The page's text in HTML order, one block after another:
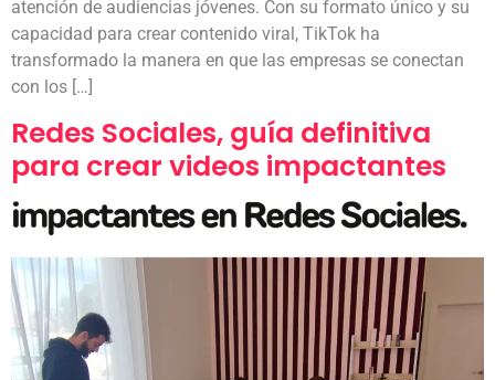
atención de audiencias jóvenes. Con su formato único y su
capacidad para crear contenido viral, TikTok ha
transformado la manera en que las empresas se conectan
con los […]
Redes Sociales, guía definitiva
para crear videos impactantes